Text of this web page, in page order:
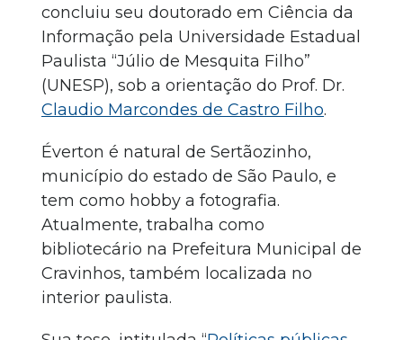
concluiu seu doutorado em Ciência da
Informação pela Universidade Estadual
Paulista “Júlio de Mesquita Filho”
(UNESP), sob a orientação do Prof. Dr.
Claudio Marcondes de Castro Filho.
Éverton é natural de Sertãozinho,
município do estado de São Paulo, e
tem como hobby a fotografia.
Atualmente, trabalha como
bibliotecário na Prefeitura Municipal de
Cravinhos, também localizada no
interior paulista.